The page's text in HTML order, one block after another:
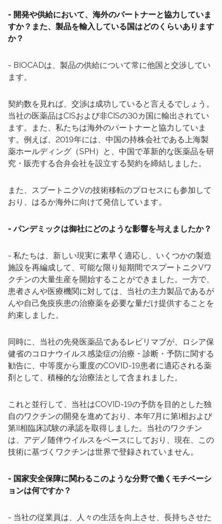
- 開発や供給において、海外のパートナーと協力していま
すか？また、製品を輸入している国はどのくらいあります
か？
- BIOCADは、製品の供給について常に他国と交渉してい
ます。
契約数を見れば、交渉は成功していると言えるでしょう。
当社の医薬品はCISおよび非CISの30カ国に輸出されてい
ます。また、私たちは海外のパートナーと協力していま
す。例えば、2019年には、中国の持株会社である上海製
薬ホールディング（SPH）と、中国で革新的な医薬品を研
究・販売する合弁会社を設立する契約を締結しました。
また、スプートニクVの技術移転のプロセスにも参加して
おり、はるか海外に向けて発信しています。
- パンデミックは御社にどのような影響を与えましたか？
- 私たちは、新しい現実に素早く適応し、いくつかの製造
施設を再編成して、可能な限り短期間でスプートニクVワ
クチンの大量生産を開始することができました。一方で、
患者さんや医療機関に対しては、当社の主力製品であるが
んや自己免疫疾患の治療薬を必要な量だけ提供することを
約束しました。
同時に、当社の先発医薬品であるレビリマブが、ロシア保
健省のコロナウイルス感染症の治療・診断・予防に関する
勧告に、中等度から重度のCOVID-19患者に適応される薬
剤として、積極的な治療法として含まれました。
これと並行して、当社はCOVID-19の予防を目的とした独
自のワクチンの開発を進めており、本年7月に第I相および
第II相臨床試験の承認を取得しました。当社のワクチン
は、アデノ随伴ウイルスをベースにしており、現在、この
技術に基づくワクチンは世界で登録されていません。
- 国家安全保障に関わるこのような分野で働くモチベーシ
ョンは何ですか？
- 当社の従業員は、人々の生活を向上させ、長持ちさせた